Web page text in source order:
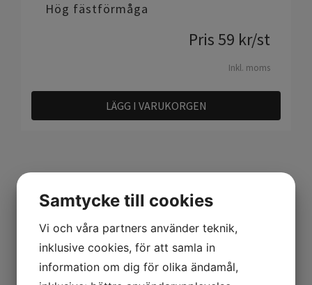
Hög fästförmåga
Pris 59 kr/st
Inkl. moms
LÄGG I VARUKORGEN
Relaterade produkter
Samtycke till cookies
Vi och våra partners använder teknik,
inklusive cookies, för att samla in
information om dig för olika ändamål,